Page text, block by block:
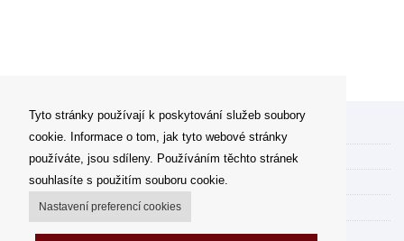
Tyto stránky používají k poskytování služeb soubory
cookie. Informace o tom, jak tyto webové stránky
používáte, jsou sdíleny. Používáním těchto stránek
souhlasíte s použitím souboru cookie.
Nastavení preferencí cookies
Můj účet
Možnosti dopravy
Možnosti platby
Jak nakupovat
FAQ - často kladené dotazy